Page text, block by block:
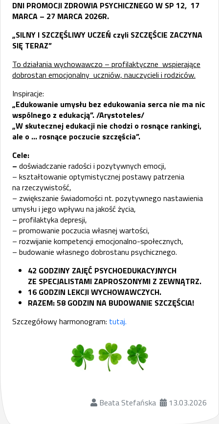
DNI PROMOCJI ZDROWIA PSYCHICZNEGO W SP 12, 17
MARCA – 27 MARCA 2026R.
„SILNY I SZCZĘŚLIWY UCZEŃ czyli SZCZĘŚCIE ZACZYNA
SIĘ TERAZ”
To działania wychowawczo – profilaktyczne wspierające
dobrostan emocjonalny uczniów, nauczycieli i rodziców.
Inspiracje:
„Edukowanie umysłu bez edukowania serca nie ma nic
wspólnego z edukacją”. /Arystoteles/
„W skutecznej edukacji nie chodzi o rosnące rankingi,
ale o … rosnące poczucie szczęścia”.
Cele:
– doświadczanie radości i pozytywnych emocji,
– kształtowanie optymistycznej postawy patrzenia
na rzeczywistość,
– zwiększanie świadomości nt. pozytywnego nastawienia
umysłu i jego wpływu na jakość życia,
– profilaktyka depresji,
– promowanie poczucia własnej wartości,
– rozwijanie kompetencji emocjonalno-społecznych,
– budowanie własnego dobrostanu psychicznego.
42 GODZINY ZAJĘĆ PSYCHOEDUKACYJNYCH
ZE SPECJALISTAMI ZAPROSZONYMI Z ZEWNĄTRZ.
16 GODZIN LEKCJI WYCHOWAWCZYCH.
RAZEM: 58 GODZIN NA BUDOWANIE SZCZĘŚCIA!
Szczegółowy harmonogram: tutaj.
Beata Stefańska 13.03.2026